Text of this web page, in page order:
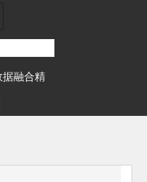
融合精